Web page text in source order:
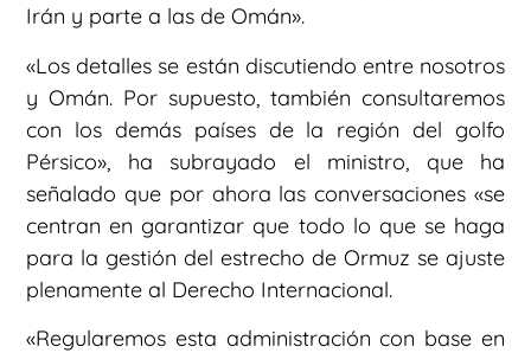
Irán y parte a las de Omán».
«Los detalles se están discutiendo entre nosotros
y Omán. Por supuesto, también consultaremos
con los demás países de la región del golfo
Pérsico», ha subrayado el ministro, que ha
señalado que por ahora las conversaciones «se
centran en garantizar que todo lo que se haga
para la gestión del estrecho de Ormuz se ajuste
plenamente al Derecho Internacional.
«Regularemos esta administración con base en